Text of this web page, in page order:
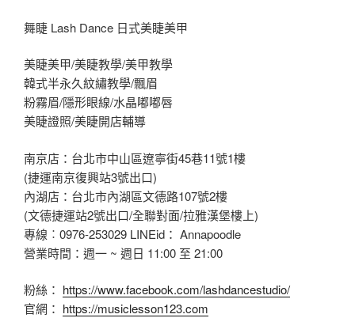
舞睫 Lash Dance 日式美睫美甲
美睫美甲/美睫教學/美甲教學
韓式半永久紋繡教學/飄眉
粉霧眉/隱形眼線/水晶嘟嘟唇
美睫證照/美睫開店輔導
南京店：台北市中山區遼寧街45巷11號1樓
(捷運南京復興站3號出口)
內湖店：台北市內湖區文德路107號2樓
(文德捷運站2號出口/全聯對面/拉雅漢堡樓上)
專線︰0976-253029 LINEid： Annapoodle
營業時間：週一 ~ 週日 11:00 至 21:00
粉絲： https://www.facebook.com/lashdancestudio/
官網： https://musiclesson123.com